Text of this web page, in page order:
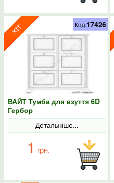
ВАЙТ Тумба для взуття 6D
Гербор
Детальніше...
1 грн.
Код:17426